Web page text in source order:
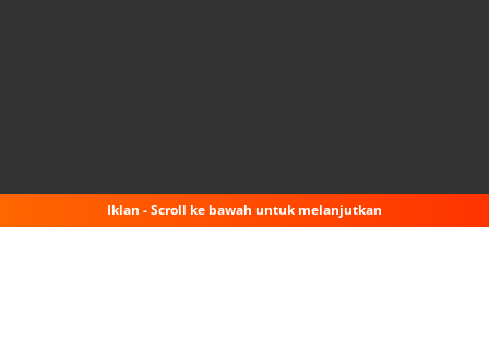
Iklan - Scroll ke bawah untuk melanjutkan